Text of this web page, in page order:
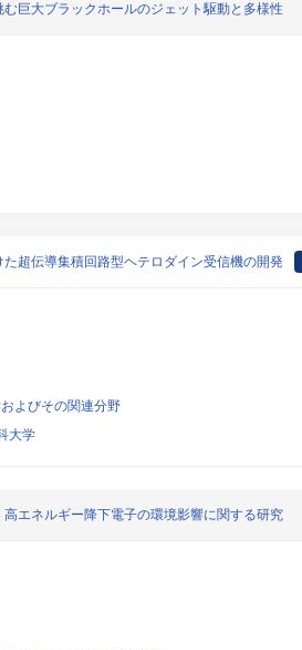
巨大ブラックホールのジェット駆動と多様性
超伝導集積回路型ヘテロダイン受信機の開発
よびその関連分野
大学
エネルギー降下電子の環境影響に関する研究